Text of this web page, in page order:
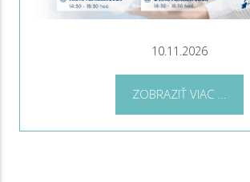
10.11.2026
ZOBRAZIŤ VIAC ...